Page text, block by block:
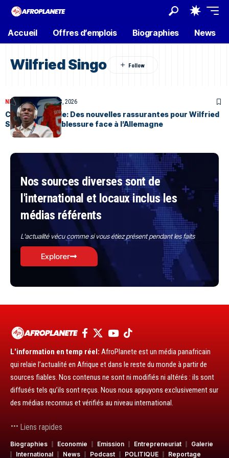
Accueil Offres d’emplois Biographies News
Wilfried Singo
NEWS SPORTSJuin 23, 2026
Coupe du Monde: Des nouvelles rassurantes pour Wilfried
Singo après sa blessure face à l’Allemagne
Nos sources diverses sont de
l'international et locaux inclus les
médias référents
L'actualité vécu comme si vous étiez présent pendant les faits
Explorer
L'information en temp réel: AfroPlanete est un média panafricain
qui relaie l’actualité en Afrique et dans le reste du monde à partir de
sources fiables. Nos contenus ne sont ni modifiés ni altérés : ils sont
diffusés tels qu’ils sont reçus. Nous nous appuyons exclusivement sur
des médias reconnus et vérifiés au niveau international.
Liens rapides
Biographies Economie Emission Entrepreneuriat
Galerie
International
News Podcast POLITIQUE Reportage